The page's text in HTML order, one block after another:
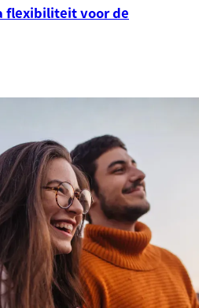
flexibiliteit voor de